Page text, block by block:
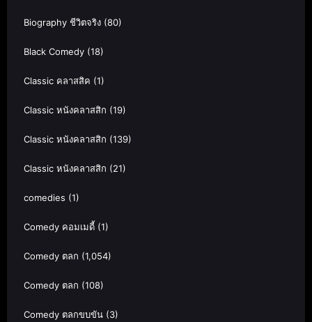
Biography ชีวิตจริง (80)
Black Comedy (18)
Classic คลาสสิค (1)
Classic หนังคลาสสิก (19)
Classic หนังคลาสสิก (139)
Classic หนังคลาสสิก (21)
comedies (1)
Comedy คอมเมดี้ (1)
Comedy ตลก (1,054)
Comedy ตลก (108)
Comedy ตลกขบขัน (3)